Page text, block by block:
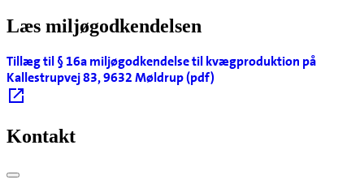
Læs miljøgodkendelsen
Tillæg til § 16a miljøgodkendelse til kvægproduktion på
Kallestrupvej 83, 9632 Møldrup (pdf)
Kontakt